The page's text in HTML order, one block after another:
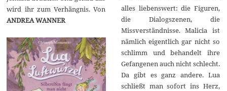
2
wird ihr zum Verhängnis. Von
ANDREA WANNER
alles liebenswert: die Figuren,
die Dialogszenen, die
Missverständnisse. Malicia ist
nämlich eigentlich gar nicht so
schlimm und behandelt ihre
Gefangenen auch nicht schlecht.
Da gibt es ganz andere. Lua
schließt man sofort ins Herz,